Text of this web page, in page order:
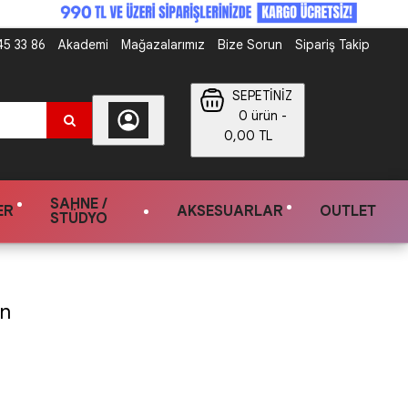
33 86 Akademi Mağazalarımız Bize Sorun Sipariş Takip
SEPETİNİZ
0 ürün -
0,00 TL
SAHNE /
STÜDYO
AKSESUARLAR OUTLET